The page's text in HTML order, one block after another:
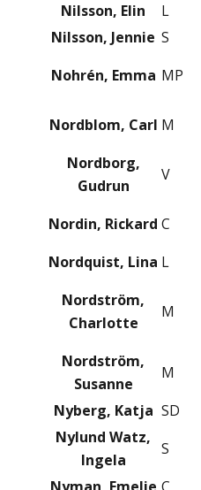
Nilsson, Elin L
Nilsson, Jennie S
Nohrén, Emma MP
Nordblom, Carl M
Nordborg,
Gudrun
V
Nordin, Rickard C
Nordquist, Lina L
Nordström,
Charlotte
M
Nordström,
Susanne
M
Nyberg, Katja SD
Nylund Watz,
Ingela
S